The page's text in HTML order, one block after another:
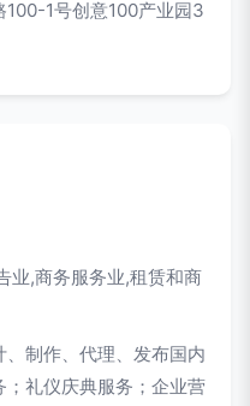
100-1号创意100产业园3
业,商务服务业,租赁和商
制作、代理、发布国内
礼仪庆典服务；企业营